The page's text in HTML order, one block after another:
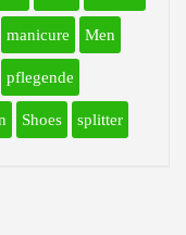
manicure Men
pflegende
Shoes splitter